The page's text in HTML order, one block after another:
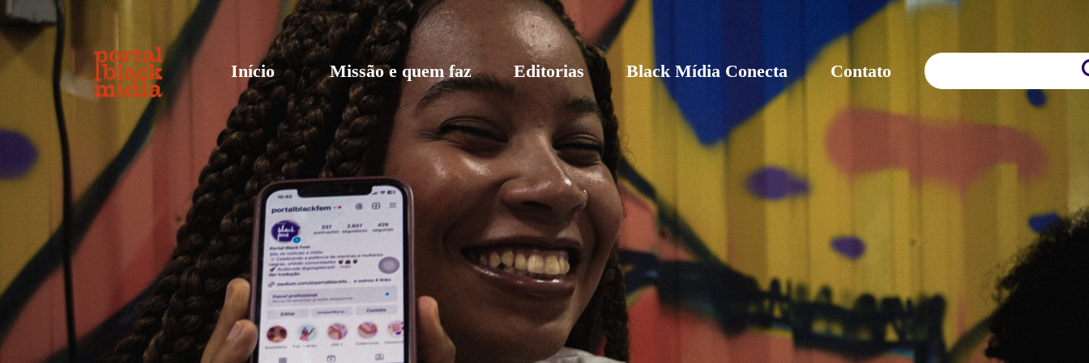
Início Missão e quem faz Editorias Black Mídia Conecta Contato